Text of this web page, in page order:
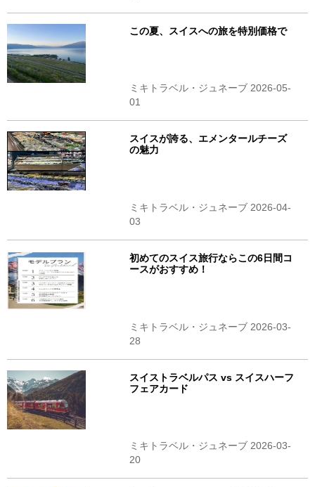
この夏、スイスへの旅を特別価格で
ミキトラベル・ジュネーブ 2026-05-
01
スイスが誇る、エメンタールチーズ
の魅力
ミキトラベル・ジュネーブ 2026-04-
03
初めてのスイス旅行ならこの6日間コ
ースがおすすめ！
ミキトラベル・ジュネーブ 2026-03-
28
スイストラベルパス vs スイスハーフ
フェアカード
ミキトラベル・ジュネーブ 2026-03-
20